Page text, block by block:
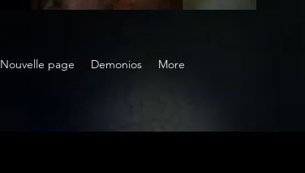
Nouvelle page Demonios More